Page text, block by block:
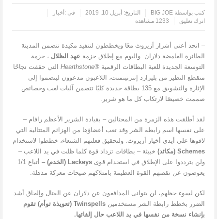
كتب بواسطةBIG JOE التاريخ: أبريل 10, 2019 فى : أخبار
اترك تعليق
1233 مشاهدة
– اتحد أعتى أشرار أزيروث معًا ويخططون لتنفيذ مكيدة تتضمن المدينة
الطائرة الغامضة دلاران. واليوم مع إطلاق حزمة عهد الظلال ، حزمة
التوسعة الجديدة للعبة البطاقات الرقميةHearthstone® التي حققت نجاحًا
منقطع النظير من بليزارد إنترتينمنت، اللاعبون مدعوون لينضموا إلى
الإثارة والتشويق مع 135 بطاقة جديدة كليًا تتضمن آليات لعب وخصائص
صممت خصيصًا لارتكاب كل ما هو شرير.
لقد أطلقت هذه الزمرة من المحتالين – بقيادة الشرير الأعظم رافام –
على نفسها اسم رابطة الشر وقد تعب أعضاؤها من الهزائم المتتالية التي
لاقوها على أيدي أخيار أزيروث. ولتحقيق فعلتهم الشنعاء، خططوا لاستخدام
Schemes (مكائد) خبيثة – بطاقات تزداد قوة كلما ظلت في يد اللاعب –
ولن يترددوا على الإطلاق في استخدام قوىLackeys (الخدم)
– أتباع 1/1
يعوضون عن نقصهم القوة العظيمة بامتلاكهم صيحات معركة مذهلة.
لكن لسوء حظهم، لن يتوانى المدافعون عن دلاران عن القتال وإلحاق أشد
الضرر بخطط رابطة الشر مستخدمينTwinspells (تعويذة توأم) تقوم
بإنشاء نسخة من نفسها في يد اللاعب حال إلقائها.